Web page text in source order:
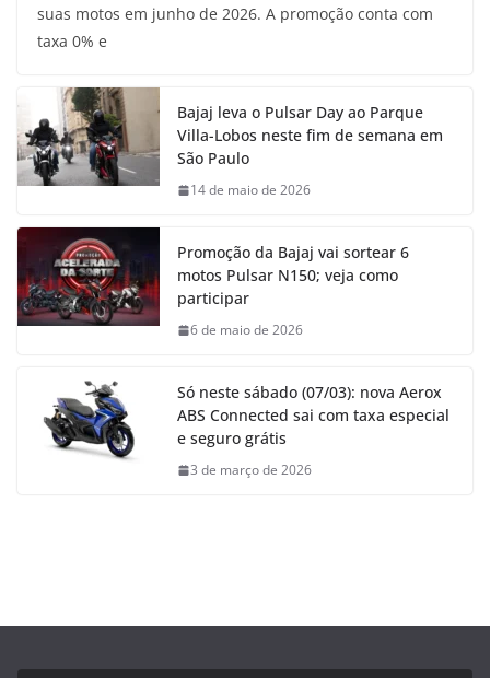
suas motos em junho de 2026. A promoção conta com
taxa 0% e
Bajaj leva o Pulsar Day ao Parque
Villa-Lobos neste fim de semana em
São Paulo
14 de maio de 2026
Promoção da Bajaj vai sortear 6
motos Pulsar N150; veja como
participar
6 de maio de 2026
Só neste sábado (07/03): nova Aerox
ABS Connected sai com taxa especial
e seguro grátis
3 de março de 2026